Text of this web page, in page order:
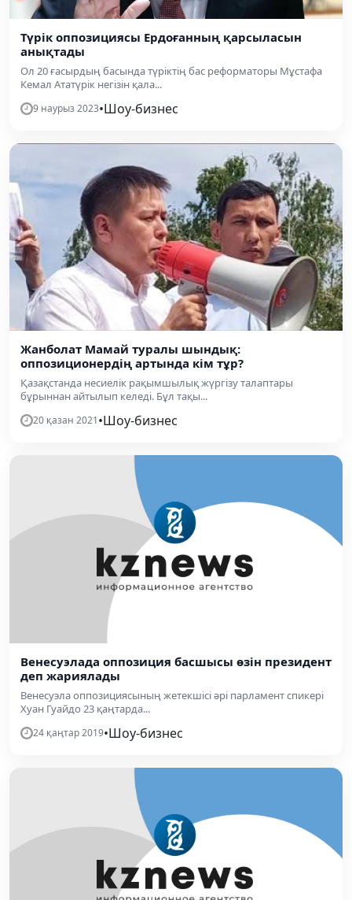
Түрік оппозициясы Ердоғанның қарсыласын
анықтады
Ол 20 ғасырдың басында түріктің бас реформаторы Мұстафа
Кемал Ататүрік негізін қала...
9 наурыз 2023•Шоу-бизнес
Жанболат Мамай туралы шындық:
оппозиционердің артында кім тұр?
Қазақстанда несиелік рақымшылық жүргізу талаптары
бұрыннан айтылып келеді. Бұл тақы...
20 қазан 2021•Шоу-бизнес
Венесуэлада оппозиция басшысы өзін президент
деп жариялады
Венесуэла оппозициясының жетекшісі әрі парламент спикері
Хуан Гуайдо 23 қаңтарда...
24 қаңтар 2019•Шоу-бизнес